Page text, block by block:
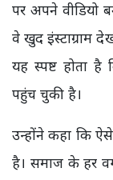
पर अपने वीडियो
वे खुद इंस्टाग्राम
यह स्पष्ट होता
पहुंच चुकी है।
उन्होंने कहा कि
है। समाज के हर